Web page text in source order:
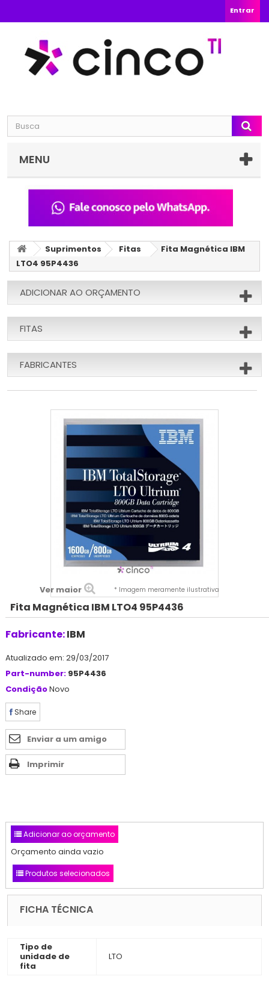
Entrar
MENU
Suprimentos Fitas
Fita Magnética IBM
LTO4 95P4436
ADICIONAR AO ORÇAMENTO
FITAS
FABRICANTES
Ver maior * Imagem meramente ilustrativa
Fita Magnética IBM LTO4 95P4436
Fabricante:IBM
Atualizado em: 29/03/2017
Part-number: 95P4436
CondiçãoNovo
Share
Enviar a um amigo
Imprimir
Adicionar ao orçamento
Orçamento ainda vazio
Produtos selecionados
FICHA TÉCNICA
Tipo de
unidade de
fita
LTO